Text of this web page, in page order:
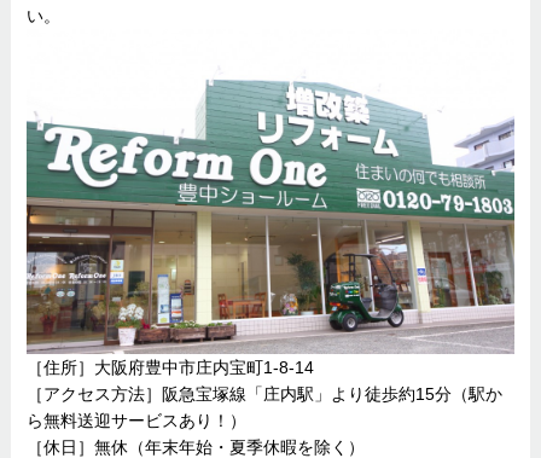
い。
［住所］大阪府豊中市庄内宝町1-8-14
［アクセス方法］阪急宝塚線「庄内駅」より徒歩約15分（駅か
ら無料送迎サービスあり！）
［休日］無休（年末年始・夏季休暇を除く）